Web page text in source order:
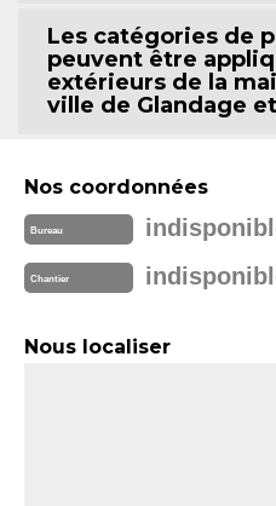
Les catégories de
peuvent être
extérieurs de la
ville de Glandage
Nos coordonnées
Bureau
Chantier
Nous localiser